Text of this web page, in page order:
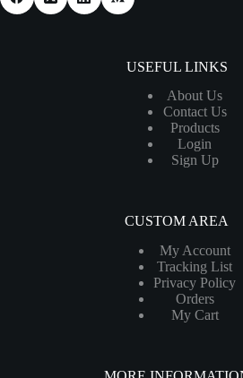
USEFUL LINKS
About Us
Contact Us
Products
Login
Sign Up
CUSTOM AREA
My Account
Tracking List
Privacy Policy
Orders
My Cart